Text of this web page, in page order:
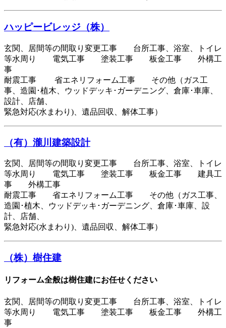
ハッピービレッジ（株）
玄関、居間等の間取り変更工事 台所工事、浴室、トイレ
等水周り 電気工事 塗装工事 板金工事 外構工
事
耐震工事 省エネリフォーム工事 その他（ガス工
事、造園･植木、ウッドデッキ･ガーデニング、倉庫･車庫、
設計、店舗、
緊急対応(水まわり)、遺品回収、解体工事）
（有）瀧川建築設計
玄関、居間等の間取り変更工事 台所工事、浴室、トイレ
等水周り 電気工事 塗装工事 板金工事 建具工
事 外構工事
耐震工事 省エネリフォーム工事 その他（ガス工事、
造園･植木、ウッドデッキ･ガーデニング、倉庫･車庫、設
計、店舗、
緊急対応(水まわり)、遺品回収、解体工事）
（株）樹住建
リフォーム全般は樹住建にお任せください
玄関、居間等の間取り変更工事 台所工事、浴室、トイレ
等水周り 電気工事 塗装工事 板金工事 外構工
事